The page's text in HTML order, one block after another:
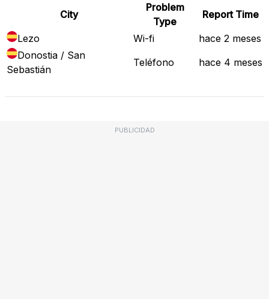
City
Problem
Type
Report Time
Lezo
Wi-fi
hace 2 meses
Donostia / San
Sebastián
Teléfono hace 4 meses
PUBLICIDAD